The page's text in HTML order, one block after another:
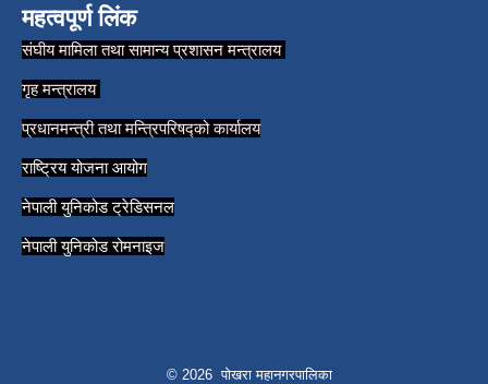
महत्वपूर्ण लिंक
संघीय मामिला तथा सामान्य प्रशासन मन्त्रालय
गृह मन्त्रालय
प्रधानमन्त्री तथा मन्त्रिपरिषद्को कार्यालय
राष्ट्रिय योजना आयोग
नेपाली युनिकोड ट्रेडिसनल
नेपाली युनिकोड रोमनाइज
© 2026 पोखरा महानगरपालिका